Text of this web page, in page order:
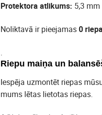
Protektora atlikums: 5,3 mm
Noliktavā ir pieejamas0
.
Riepu maiņa un
Iespēja uzmontēt riepas
mums lētas lietotas riepas.